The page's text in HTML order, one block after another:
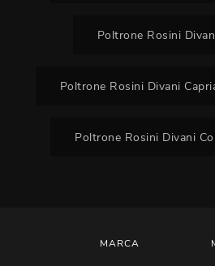
Poltrone Rosini
Poltrone Rosini Divani
Poltrone Rosini Divani
MARCA